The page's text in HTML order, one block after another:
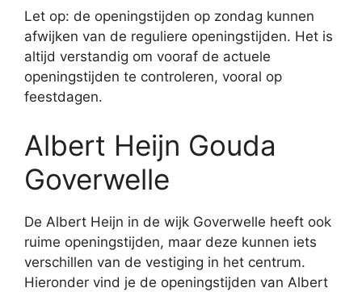
Let op: de openingstijden op zondag kunnen
afwijken van de reguliere openingstijden. Het is
altijd verstandig om vooraf de actuele
openingstijden te controleren, vooral op
feestdagen.
Albert Heijn Gouda
Goverwelle
De Albert Heijn in de wijk Goverwelle heeft ook
ruime openingstijden, maar deze kunnen iets
verschillen van de vestiging in het centrum.
Hieronder vind je de openingstijden van Albert